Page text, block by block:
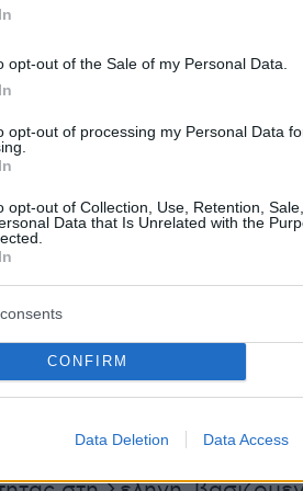
opt-out of the Sale of my Personal Data.
opt-out of processing my Personal Data
opt-out of Collection, Use, Retention,
Data that Is Unrelated with the
CONFIRM
Data Deletion Data Access
NASA, η συνολική
φτάσει περίπουτις δύο
οργανισμό, ο
δεδομένων που θα
να είναι ακόμη
κατά την επιστροφή